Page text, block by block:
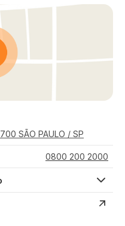
SÃO PAULO / SP
0800 200 2000